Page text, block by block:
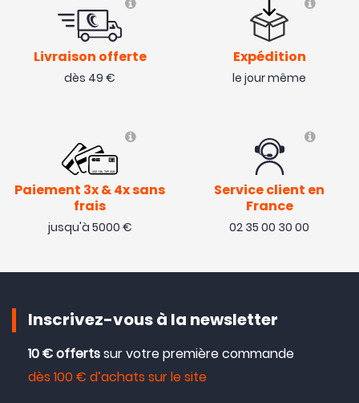
Livraison offerte
dès 49 €
Expédition
le jour même
Paiement 3x & 4x sans
frais
jusqu'à 5000 €
Service client en
France
02 35 00 30 00
Inscrivez-vous à la newsletter
10 € offertssur votre première commande
dès 100 € d’achats sur le site